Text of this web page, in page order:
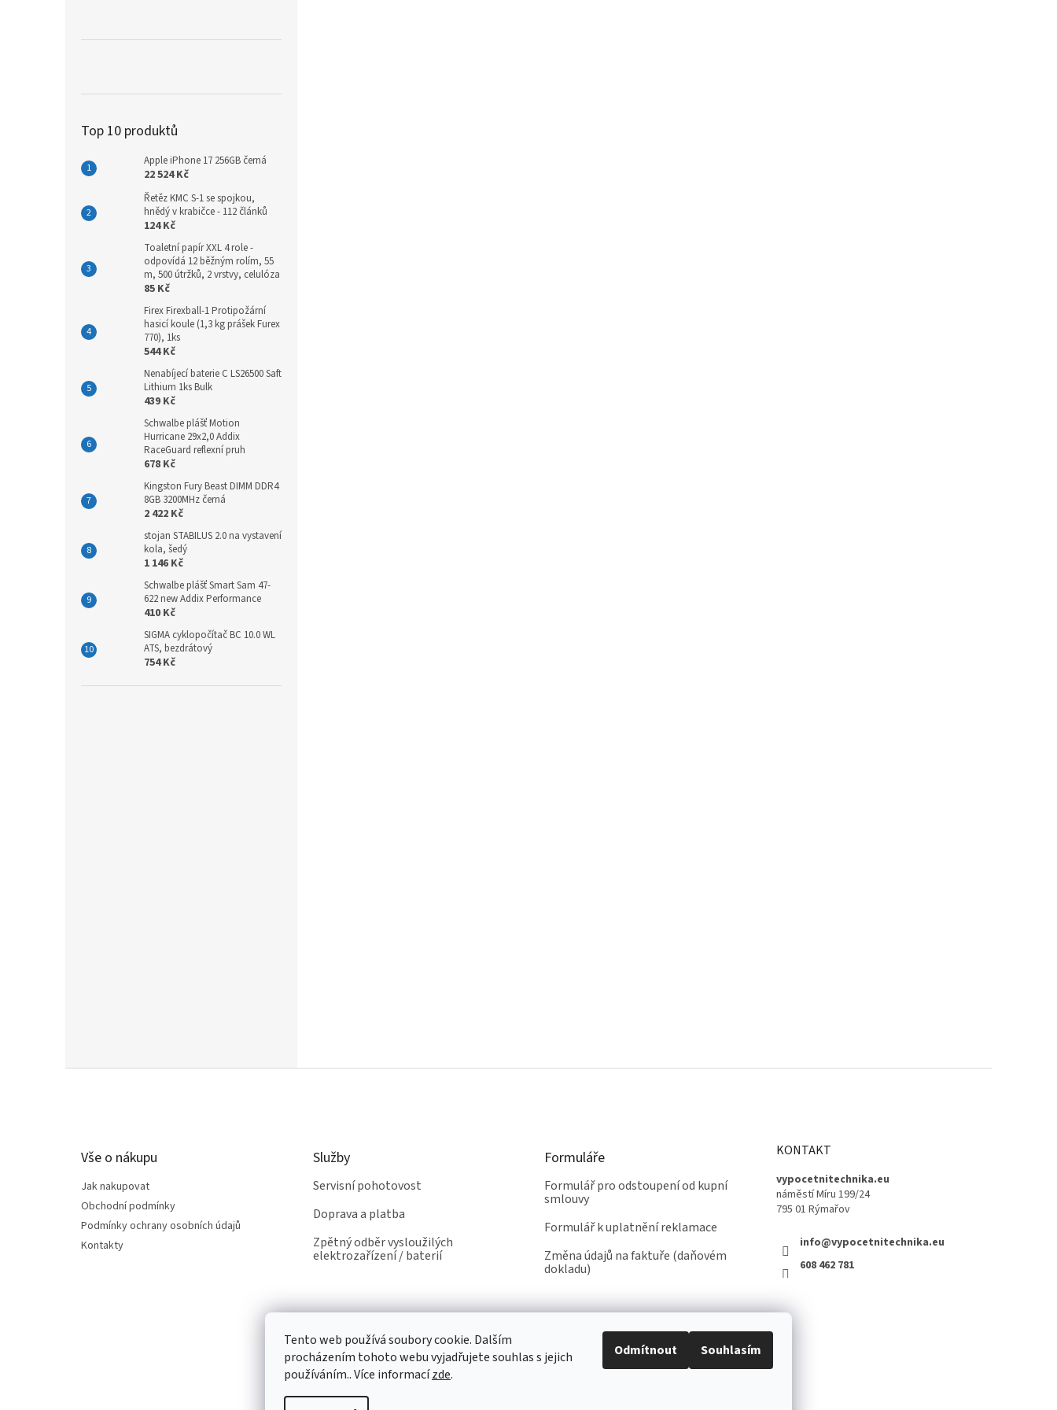
Tento web používá soubory cookie. Dalším
procházením tohoto webu vyjadřujete souhlas s jejich
používáním.. Více informacízde.
Odmítnout Souhlasím
Top 10 produktů
Apple iPhone 17 256GB černá
22 524 Kč
Řetěz KMC S-1 se spojkou,
hnědý v krabičce - 112 článků
124 Kč
Toaletní papír XXL 4 role -
odpovídá 12 běžným rolím, 55
m, 500 útržků, 2 vrstvy, celulóza
85 Kč
Firex Firexball-1 Protipožární
hasicí koule (1,3 kg prášek Furex
770), 1ks
544 Kč
Nenabíjecí baterie C LS26500 Saft
Lithium 1ks Bulk
439 Kč
Schwalbe plášť Motion
Hurricane 29x2,0 Addix
RaceGuard reflexní pruh
678 Kč
Kingston Fury Beast DIMM DDR4
8GB 3200MHz černá
2 422 Kč
stojan STABILUS 2.0 na vystavení
kola, šedý
1 146 Kč
Schwalbe plášť Smart Sam 47-
622 new Addix Performance
410 Kč
SIGMA cyklopočítač BC 10.0 WL
ATS, bezdrátový
754 Kč
Vše o nákupu
Jak nakupovat
Obchodní podmínky
Podmínky ochrany osobních údajů
Kontakty
Služby
Servisní pohotovost
Doprava a platba
Zpětný odběr vysloužilých
elektrozařízení / baterií
Formuláře
Formulář pro odstoupení od kupní
smlouvy
Formulář k uplatnění reklamace
Změna údajů na faktuře (daňovém
dokladu)
KONTAKT
vypocetnitechnika.eu
náměstí Míru 199/24
795 01 Rýmařov
info@vypocetnitechnika.eu
608 462 781